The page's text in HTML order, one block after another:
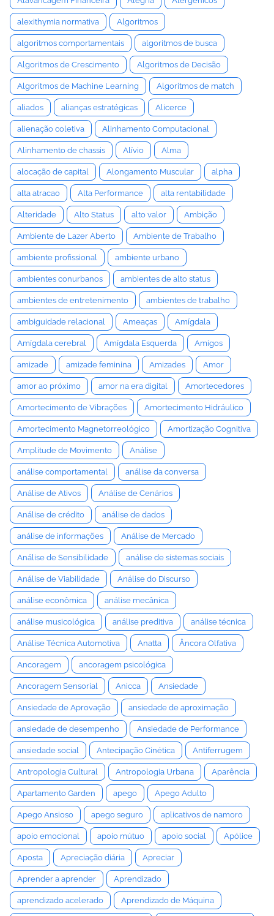
alexithymia normativa Algoritmos
algoritmos comportamentais algoritmos de busca
Algoritmos de Crescimento Algoritmos de Decisão
Algoritmos de Machine Learning Algoritmos de match
aliados alianças estratégicas Alicerce
alienação coletiva Alinhamento Computacional
Alinhamento de chassis Alívio Alma
alocação de capital Alongamento Muscular alpha
alta atracao Alta Performance alta rentabilidade
Alteridade Alto Status alto valor Ambição
Ambiente de Lazer Aberto Ambiente de Trabalho
ambiente profissional ambiente urbano
ambientes conurbanos ambientes de alto status
ambientes de entretenimento ambientes de trabalho
ambiguidade relacional Ameaças Amígdala
Amígdala cerebral Amígdala Esquerda Amigos
amizade amizade feminina Amizades Amor
amor ao próximo amor na era digital Amortecedores
Amortecimento de Vibrações Amortecimento Hidráulico
Amortecimento Magnetorreológico Amortização Cognitiva
Amplitude de Movimento Análise
análise comportamental análise da conversa
Análise de Ativos Análise de Cenários
Análise de crédito análise de dados
análise de informações Análise de Mercado
Análise de Sensibilidade análise de sistemas sociais
Análise de Viabilidade Análise do Discurso
análise econômica análise mecânica
análise musicológica análise preditiva análise técnica
Análise Técnica Automotiva Anatta Âncora Olfativa
Ancoragem ancoragem psicológica
Ancoragem Sensorial Anicca Ansiedade
Ansiedade de Aprovação ansiedade de aproximação
ansiedade de desempenho Ansiedade de Performance
ansiedade social Antecipação Cinética Antiferrugem
Antropologia Cultural Antropologia Urbana Aparência
Apartamento Garden apego Apego Adulto
Apego Ansioso apego seguro aplicativos de namoro
apoio emocional apoio mútuo apoio social Apólice
Aposta Apreciação diária Apreciar
Aprender a aprender Aprendizado
aprendizado acelerado Aprendizado de Máquina